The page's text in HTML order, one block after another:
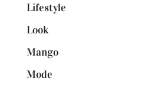
Lifestyle
Look
Mango
Mode